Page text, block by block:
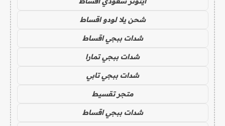
شحن يلا لودو اقساط
شدات ببجي اقساط
شدات ببجي تمارا
شدات ببجي تابي
متجر تقسيط
شدات ببجي اقساط